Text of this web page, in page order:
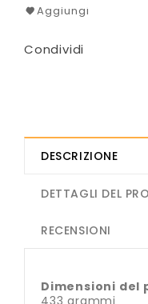
Aggiungi
Condividi
DESCRIZIONE
DETTAGLI DEL
RECENSIONI
Dimensioni del